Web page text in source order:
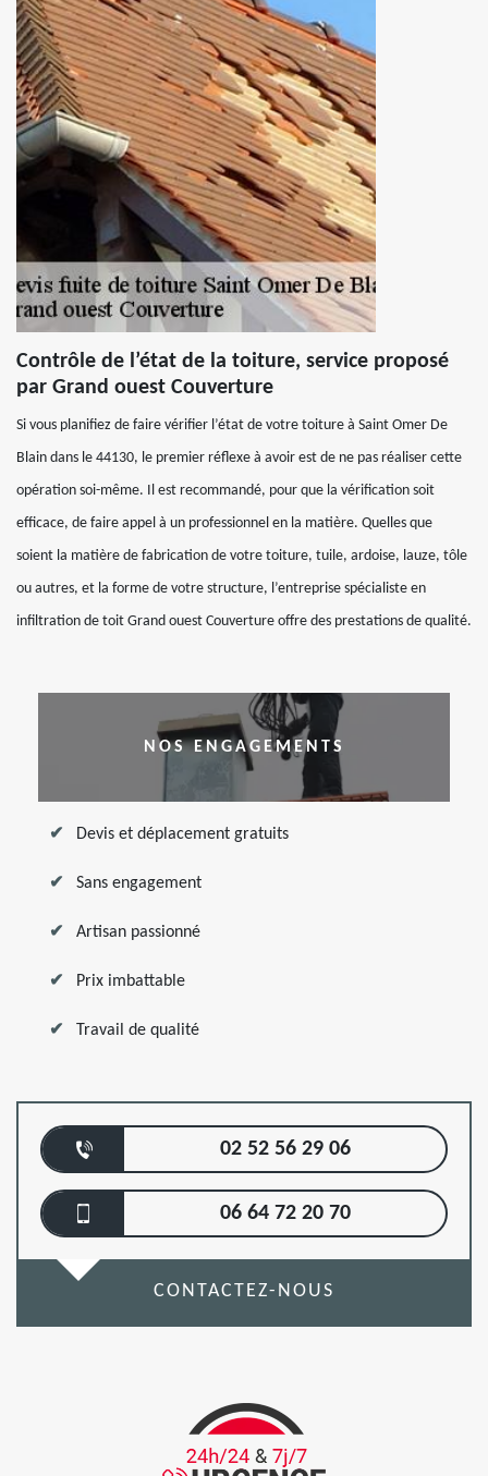
Contrôle de l’état de la toiture, service proposé
par Grand ouest Couverture
Si vous planifiez de faire vérifier l’état de votre toiture à Saint Omer De
Blain dans le 44130, le premier réflexe à avoir est de ne pas réaliser cette
opération soi-même. Il est recommandé, pour que la vérification soit
efficace, de faire appel à un professionnel en la matière. Quelles que
soient la matière de fabrication de votre toiture, tuile, ardoise, lauze, tôle
ou autres, et la forme de votre structure, l’entreprise spécialiste en
infiltration de toit Grand ouest Couverture offre des prestations de qualité.
NOS ENGAGEMENTS
Devis et déplacement gratuits
Sans engagement
Artisan passionné
Prix imbattable
Travail de qualité
02 52 56 29 06
06 64 72 20 70
CONTACTEZ-NOUS